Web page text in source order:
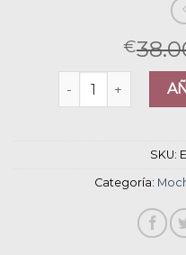
€
mochila pequeña
SKU:
Categoría: